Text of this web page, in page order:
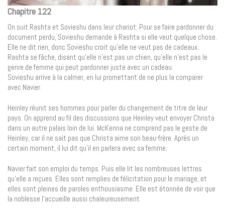
Chapitre 122
On suit Rashta et Sovieshu dans leur chariot. Pour se faire pardonner du
document perdu, Sovieshu demande à Rashta si elle veut quelque chose.
Elle ne dit rien, donc Sovieshu croit qu’elle ne veut pas de cadeaux.
Rashta se fâche, disant qu’elle n’est pas un chien, qu’elle n’est pas le
genre de femme qui peut pardonner juste avec un cadeau.
Sovieshu arrive à la calmer, en lui promettant de ne plus la comparer
avec Navier.
Heinley réunit ses hommes pour parler du changement de titre de leur
pays. On apprend au fil des discussions que Heinley veut envoyer Christa
dans un autre palais loin de lui. McKenna ne comprend pas le geste de
Heinley, car il ne sait pas que Christa aime son beau-frère. Après un
certain moment, il lui dit qu’il en parlera avec sa femme.
Navier fait son emploi du temps. Puis elle lit les nombreuses lettres
qu’elle a reçues. Elles sont remplies de félicitation pour le mariage, et
elles sont pleines de paroles enthousiasme. Elle est étonnée de voir que
la noblesse l’accueille aussi chaleureusement.